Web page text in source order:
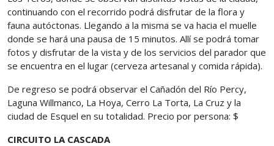
continuando con el recorrido podrá disfrutar de la flora y
fauna autóctonas. Llegando a la misma se va hacia el muelle
donde se hará una pausa de 15 minutos. Allí se podrá tomar
fotos y disfrutar de la vista y de los servicios del parador que
se encuentra en el lugar (cerveza artesanal y comida rápida).
De regreso se podrá observar el Cañadón del Río Percy,
Laguna Willmanco, La Hoya, Cerro La Torta, La Cruz y la
ciudad de Esquel en su totalidad. Precio por persona: $
CIRCUITO LA CASCADA